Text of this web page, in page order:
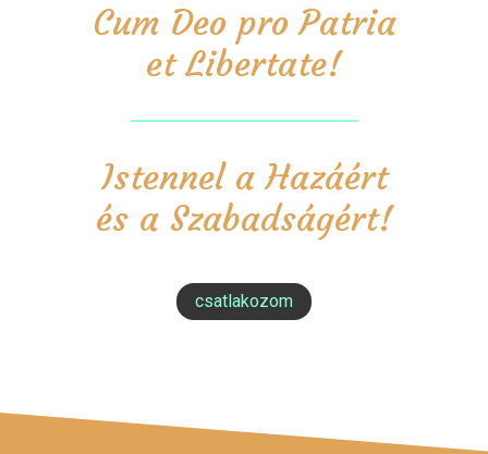
Cum Deo pro Patria
et Libertate!
Istennel a Hazáért
és a Szabadságért!
csatlakozom